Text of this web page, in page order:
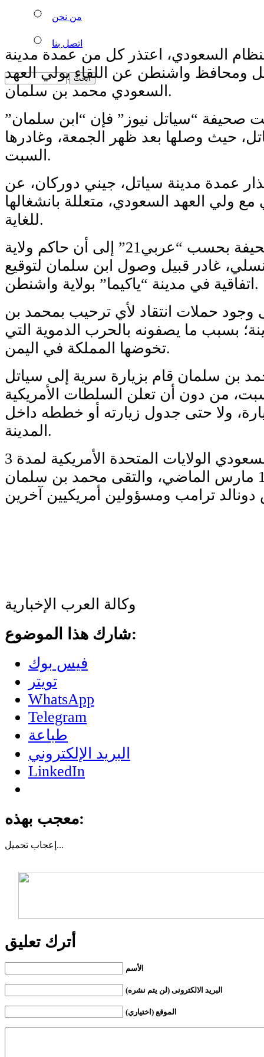
من نحن
اتصل بنا
السعودي، اعتذر كل من عمدة مدينة
ومحافظ واشنطن عن اللقاء بولي العهد
السعودي محمد بن سلمان.
صحيفة “سياتل نيوز” فإن “ابن سلمان”
حيث وصلها بعد ظهر الجمعة، وغادرها
السبت.
عمدة مدينة سياتل، جيني دوركان، عن
ولي العهد السعودي، متعللة بانشغالها
للغاية.
وأشارت الصحيفة بحسب “عربي21” إلى أن حاكم ولاية
غادر قبيل وصول ابن سلمان لتوقيع
اتفاقية في مدينة “ياكيما” بولاية واشنطن.
وجود حملات انتقاد لأي ترحيب بمحمد بن
بسبب ما يصفونه بالحرب الدموية التي
تخوضها المملكة في اليمن.
بن سلمان قام بزيارة سرية إلى سياتل
من دون أن تعلن السلطات الأمريكية
ولا حتى جدول زيارته أو خططه داخل
المدينة.
ويزور ولي العهد السعودي الولايات المتحدة الأمريكية لمدة 3
أسابيع، بدأت في 19 مارس الماضي، والتقى محمد بن سلمان
وكالة العرب الإخبارية
شارك هذا الموضوع:
فيس بوك
تويتر
WhatsApp
Telegram
طباعة
البريد الإلكتروني
LinkedIn
معجب بهذه:
إعجاب تحميل...
أترك تعليق
الأسم
البريد الالكترونى (لن يتم نشره)
الموقع (اختياري)